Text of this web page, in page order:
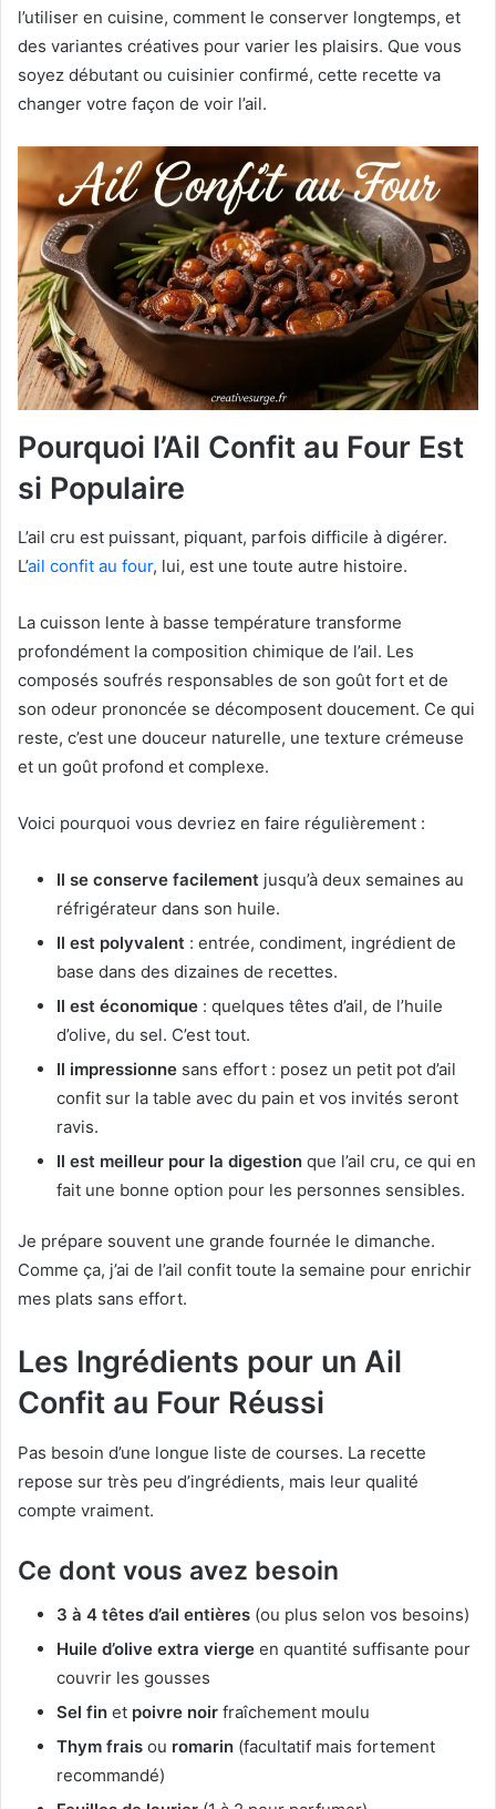
l’utiliser en cuisine, comment le conserver longtemps, et
des variantes créatives pour varier les plaisirs. Que vous
soyez débutant ou cuisinier confirmé, cette recette va
changer votre façon de voir l’ail.
Pourquoi l’Ail Confit au Four Est
si Populaire
L’ail cru est puissant, piquant, parfois difficile à digérer.
L’ail confit au four, lui, est une toute autre histoire.
La cuisson lente à basse température transforme
profondément la composition chimique de l’ail. Les
composés soufrés responsables de son goût fort et de
son odeur prononcée se décomposent doucement. Ce qui
reste, c’est une douceur naturelle, une texture crémeuse
et un goût profond et complexe.
Voici pourquoi vous devriez en faire régulièrement :
Il se conserve facilement jusqu’à deux semaines au
réfrigérateur dans son huile.
Il est polyvalent : entrée, condiment, ingrédient de
base dans des dizaines de recettes.
Il est économique : quelques têtes d’ail, de l’huile
d’olive, du sel. C’est tout.
Il impressionne sans effort : posez un petit pot d’ail
confit sur la table avec du pain et vos invités seront
ravis.
Il est meilleur pour la digestion que l’ail cru, ce qui en
fait une bonne option pour les personnes sensibles.
Je prépare souvent une grande fournée le dimanche.
Comme ça, j’ai de l’ail confit toute la semaine pour enrichir
mes plats sans effort.
Les Ingrédients pour un Ail
Confit au Four Réussi
Pas besoin d’une longue liste de courses. La recette
repose sur très peu d’ingrédients, mais leur qualité
compte vraiment.
Ce dont vous avez besoin
3 à 4 têtes d’ail entières (ou plus selon vos besoins)
Huile d’olive extra vierge en quantité suffisante pour
couvrir les gousses
Sel fin et poivre noir fraîchement moulu
Thym frais ou romarin (facultatif mais fortement
recommandé)